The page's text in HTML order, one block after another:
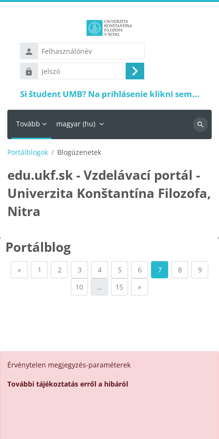
Felhasználónév
Jelszó
Belépés
Si študent UMB? Na prihlásenie klikni sem...
Tovább magyar ‎(hu)‎
Keresés
Portálblogok Blogüzenetek
edu.ukf.sk - Vzdelávací portál -
Univerzita Konštantína Filozofa,
Nitra
Portálblog
« Előző oldal
1 1 oldal
22 oldal
33 oldal
44 oldal
55 oldal
66 oldal
77 oldal
88 oldal
99
1010 oldal
… 15 15 oldal
»Következő oldal
Érvénytelen megjegyzés-paraméterek
További tájékoztatás erről a hibáról